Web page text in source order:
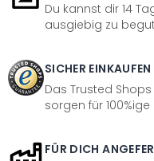
Du kannst dir 14
ausgiebig zu
SICHER EINKAUFEN
Das Trusted
sorgen für
FÜR DICH